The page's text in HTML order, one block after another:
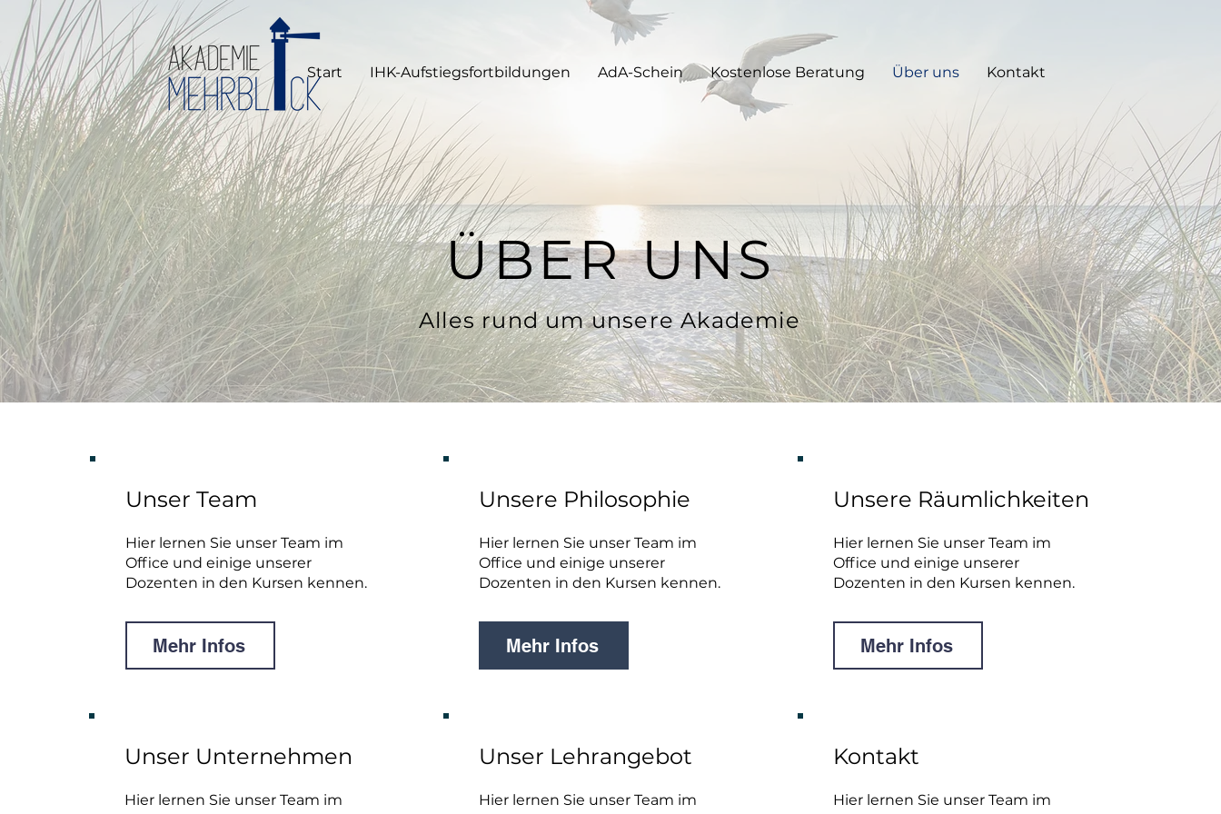
Start IHK-Aufstiegsfortbildungen AdA-Schein Kostenlose Beratung Über uns Kontakt
ÜBER UNS
Alles rund um unsere Akademie
Unser Team
Hier lernen Sie unser Team im
Office und einige unserer
Dozenten in den Kursen kennen.
Mehr Infos
Unsere Philosophie
Hier lernen Sie unser Team im
Office und einige unserer
Dozenten in den Kursen kennen.
Mehr Infos
Unsere Räumlichkeiten
Hier lernen Sie unser Team im
Office und einige unserer
Dozenten in den Kursen kennen.
Mehr Infos
Unser Unternehmen
Hier lernen Sie unser Team im
Unser Lehrangebot
Hier lernen Sie unser Team im
Kontakt
Hier lernen Sie unser Team im